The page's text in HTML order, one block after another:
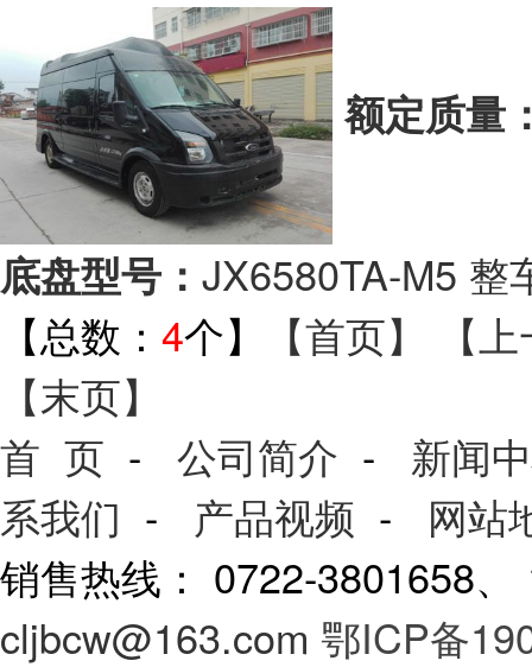
额定质量
底盘型号： JX6580TA-M5 整
【总数： 4个】 【首页】
【
【末页】
首 页 - 公司简介 - 新闻
系我们 - 产品视频 - 网站
销售热线： 0722-3801658
cljbcw@163.com 鄂ICP备